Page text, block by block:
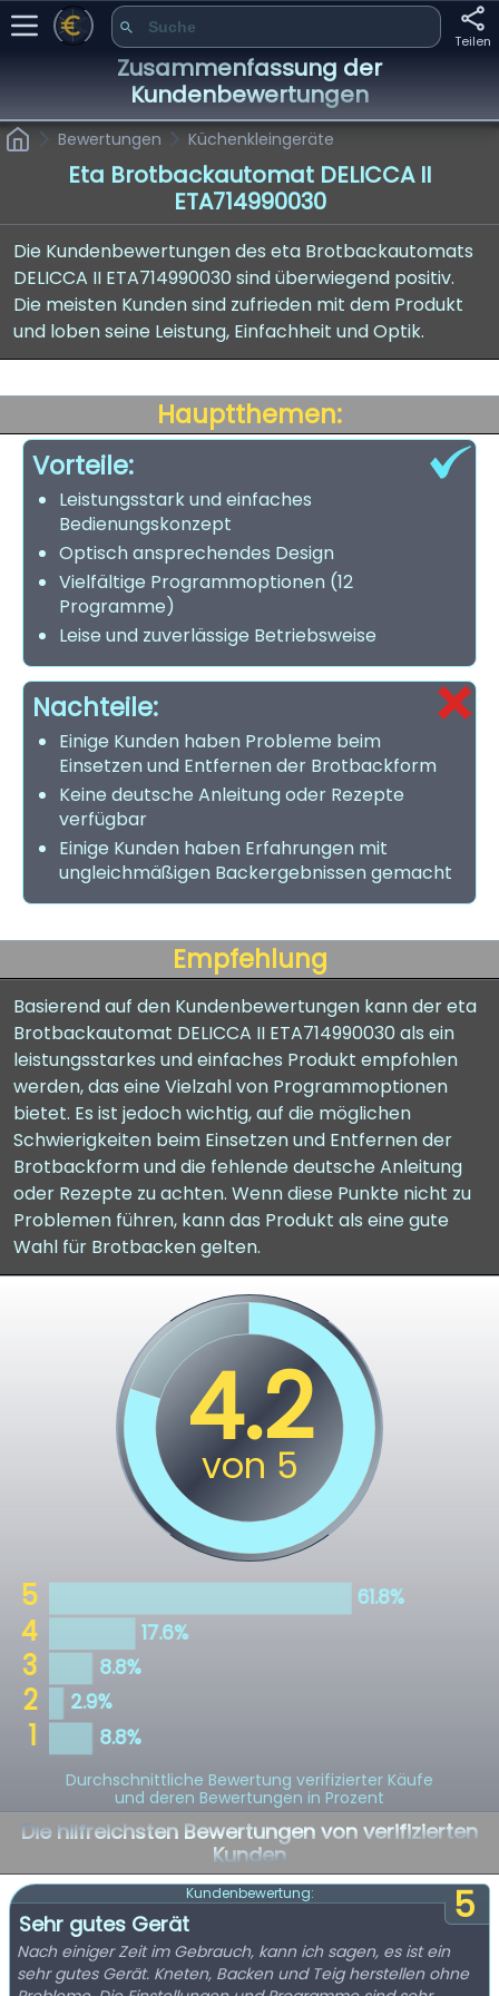
Teilen
Zusammenfassung der
Kundenbewertungen
Bewertungen Küchenkleingeräte
Eta Brotbackautomat DELICCA II
ETA714990030
Die Kundenbewertungen des eta Brotbackautomats
DELICCA II ETA714990030 sind überwiegend positiv.
Die meisten Kunden sind zufrieden mit dem Produkt
und loben seine Leistung, Einfachheit und Optik.
Hauptthemen:
Vorteile:
Leistungsstark und einfaches
Bedienungskonzept
Optisch ansprechendes Design
Vielfältige Programmoptionen (12
Programme)
Leise und zuverlässige Betriebsweise
Nachteile:
Einige Kunden haben Probleme beim
Einsetzen und Entfernen der Brotbackform
Keine deutsche Anleitung oder Rezepte
verfügbar
Einige Kunden haben Erfahrungen mit
ungleichmäßigen Backergebnissen gemacht
Empfehlung
Basierend auf den Kundenbewertungen kann der eta
Brotbackautomat DELICCA II ETA714990030 als ein
leistungsstarkes und einfaches Produkt empfohlen
werden, das eine Vielzahl von Programmoptionen
bietet. Es ist jedoch wichtig, auf die möglichen
Schwierigkeiten beim Einsetzen und Entfernen der
Brotbackform und die fehlende deutsche Anleitung
oder Rezepte zu achten. Wenn diese Punkte nicht zu
Problemen führen, kann das Produkt als eine gute
Wahl für Brotbacken gelten.
Durchschnittliche Bewertung verifizierter Käufe
und deren Bewertungen in Prozent
Die hilfreichsten Bewertungen von verifizierten
Kunden
5
Kundenbewertung:
Sehr gutes Gerät
Nach einiger Zeit im Gebrauch, kann ich sagen, es ist ein
sehr gutes Gerät. Kneten, Backen und Teig herstellen ohne